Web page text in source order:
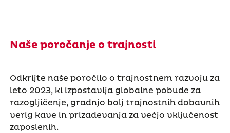
Naše poročanje o trajnosti
Odkrijte naše poročilo o trajnostnem razvoju za
leto 2023, ki izpostavlja globalne pobude za
razogljičenje, gradnjo bolj trajnostnih dobavnih
verig kave in prizadevanja za večjo vključenost
zaposlenih.